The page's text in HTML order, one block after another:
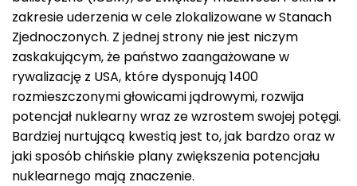
zakresie uderzenia w cele zlokalizowane w Stanach
Zjednoczonych. Z jednej strony nie jest niczym
zaskakującym, że państwo zaangażowane w
rywalizację z USA, które dysponują 1400
rozmieszczonymi głowicami jądrowymi, rozwija
potencjał nuklearny wraz ze wzrostem swojej potęgi.
Bardziej nurtującą kwestią jest to, jak bardzo oraz w
jaki sposób chińskie plany zwiększenia potencjału
nuklearnego mają znaczenie.